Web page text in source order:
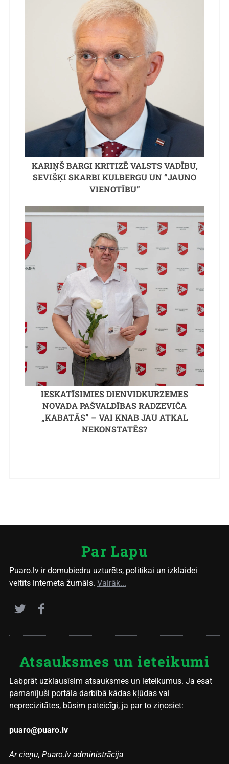
KARIŅŠ BARGI KRITIZĒ VALSTS VADĪBU,
SEVIŠĶI SKARBI KULBERGU UN “JAUNO
VIENOTĪBU”
IESKATĪSIMIES DIENVIDKURZEMES
NOVADA PAŠVALDĪBAS RADZEVIČA
„KABATĀS” – VAI KNAB JAU ATKAL
NEKONSTATĒS?
Par Lapu
Puaro.lv ir domubiedru uzturēts, politikai un izklaidei
veltīts interneta žurnāls. Vairāk...
Atsauksmes un ieteikumi
Labprāt uzklausīsim atsauksmes un ieteikumus. Ja esat
pamanījuši portāla darbībā kādas kļūdas vai
neprecizitātes, būsim pateicīgi, ja par to ziņosiet:
puaro@puaro.lv
Ar cieņu, Puaro.lv administrācija